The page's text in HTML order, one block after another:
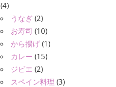
(4)
うなぎ (2)
お寿司 (10)
から揚げ (1)
カレー (15)
ジビエ (2)
スペイン料理 (3)